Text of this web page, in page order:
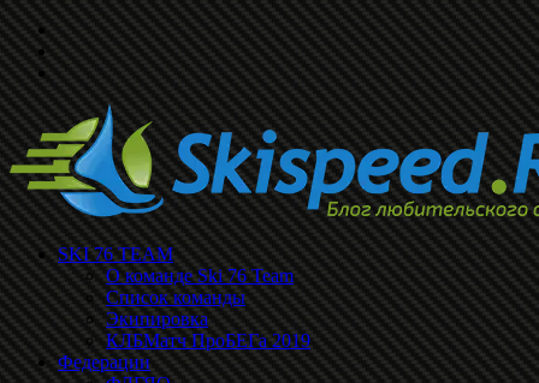
SKI 76 TEAM
О команде Ski 76 Team
Список команды
Экипировка
КЛБМатч ПроБЕГа 2019
Федерации